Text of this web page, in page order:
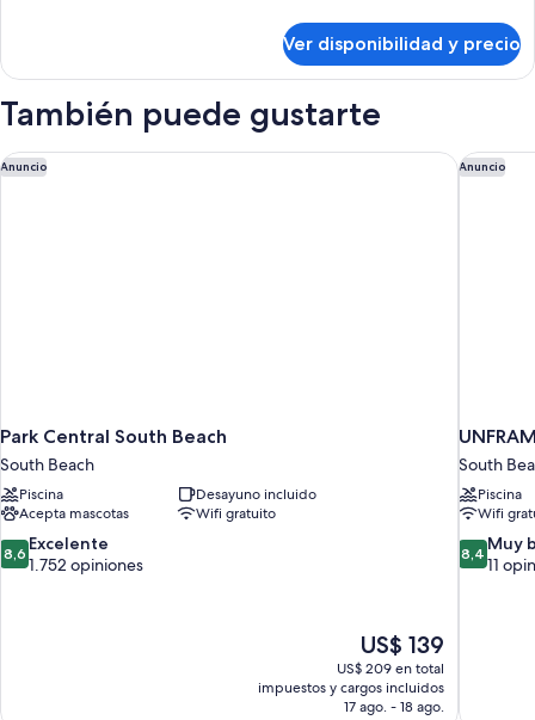
(Self
check-
in)
Deluxe,
camas,
privado
(Self
Ver disponibilidad y precio
También puede gustarte
Anuncio
Park Central South Beach
South Beach
Piscina
Desayuno incluido
Acepta mascotas
Wifi gratuito
8.6
de
8,6 Excelente
1.752 opiniones
El
precio
actual
es
US$ 139
US$ 209 en total
impuestos y cargos incluidos
17 ago. - 18 ago.
Park Central South Beach Anuncio
South
Piscina
Wifi
8.4
de
8,4 Muy
11